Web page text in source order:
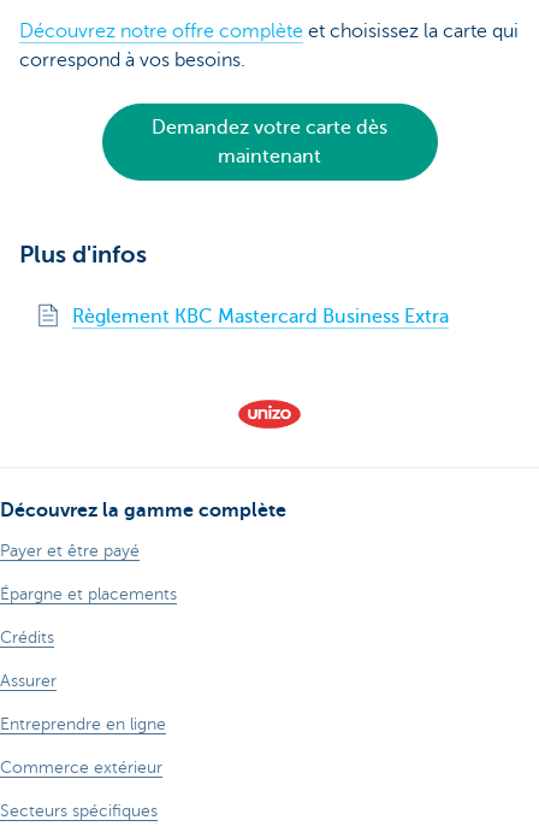
Découvrez notre offre complète et choisissez la carte qui
correspond à vos besoins.
Demandez votre carte dès
maintenant
Plus d'infos
Règlement KBC Mastercard Business Extra
Découvrez la gamme complète
Payer et être payé
Épargne et placements
Crédits
Assurer
Entreprendre en ligne
Commerce extérieur
Secteurs spécifiques